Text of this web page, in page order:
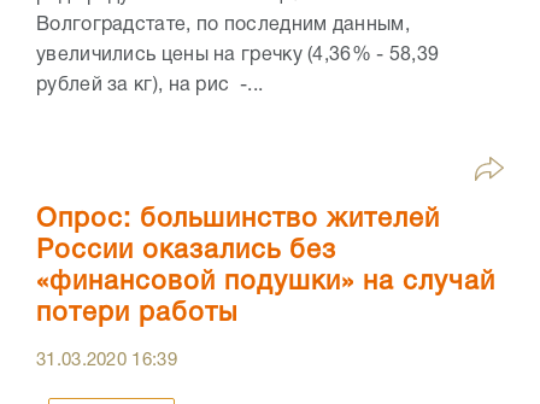
Волгоградстате, по последним данным,
увеличились цены на гречку (4,36% - 58,39
рублей за кг), на рис -...
Опрос: большинство жителей
России оказались без
«финансовой подушки» на случай
потери работы
31.03.2020 16:39